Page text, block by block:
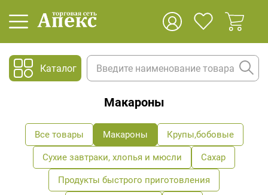
Каталог
Макароны
Все товары Макароны Крупы,бобовые
Сухие завтраки, хлопья и мюсли Сахар
Продукты быстрого приготовления